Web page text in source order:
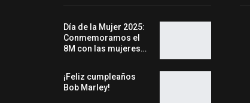
Día de la Mujer 2025:
Conmemoramos el
8M con las mujeres…
¡Feliz cumpleaños
Bob Marley!